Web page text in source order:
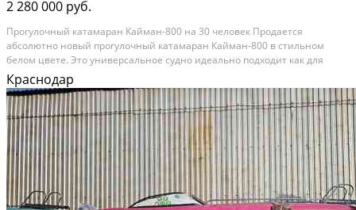
2 280 000 руб.
Прогулочный катамаран Кайман-800 на 30 человек Продается
абсолютно новый прогулочный катамаран Кайман-800 в стильном
белом цвете. Это универсальное судно идеально подходит как для
частного отдыха на воде с большой компанией, так и для
коммерческого использования в сфере туризма, организации...
Краснодар